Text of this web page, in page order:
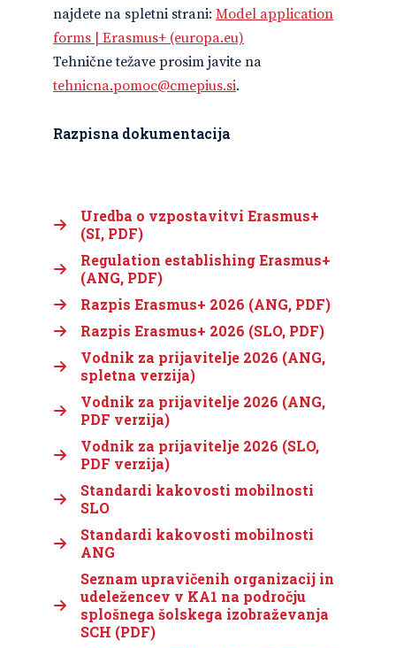
najdete na spletni strani: Model application
forms | Erasmus+ (europa.eu)
Tehnične težave prosim javite na
tehnicna.pomoc@cmepius.si.
Razpisna dokumentacija
Uredba o vzpostavitvi Erasmus+
(SI, PDF)
Regulation establishing Erasmus+
(ANG, PDF)
Razpis Erasmus+ 2026 (ANG, PDF)
Razpis Erasmus+ 2026 (SLO, PDF)
Vodnik za prijavitelje 2026 (ANG,
spletna verzija)
Vodnik za prijavitelje 2026 (ANG,
PDF verzija)
Vodnik za prijavitelje 2026 (SLO,
PDF verzija)
Standardi kakovosti mobilnosti
SLO
Standardi kakovosti mobilnosti
ANG
Seznam upravičenih organizacij in
udeležencev v KA1 na področju
splošnega šolskega izobraževanja
SCH (PDF)